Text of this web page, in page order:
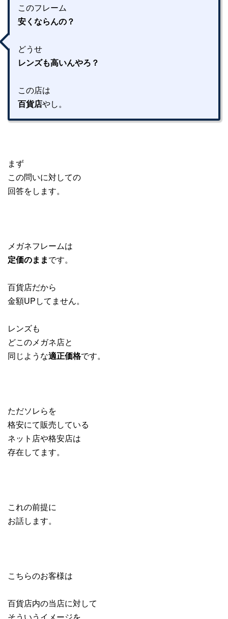
このフレーム
安くならんの？
どうせ
レンズも高いんやろ？
この店は
百貨店やし。
まず
この問いに対しての
回答をします。
メガネフレームは
定価のままです。
百貨店だから
金額UPしてません。
レンズも
どこのメガネ店と
同じような適正価格です。
ただソレらを
格安にて販売している
ネット店や格安店は
存在してます。
これの前提に
お話します。
こちらのお客様は
百貨店内の当店に対して
そういうイメージを